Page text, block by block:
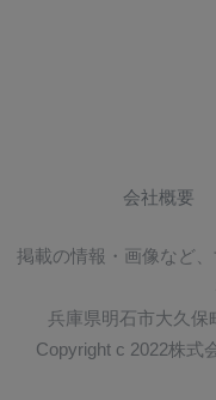
会社概要
掲載の情報・画像など
兵庫県明石市大久
Copyright c 2022株式